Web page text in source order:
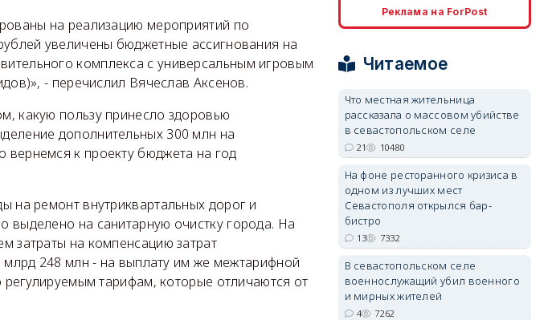
на реализацию мероприятий по
увеличены бюджетные ассигнования на
комплекса с универсальным игровым
- перечислил Вячеслав Аксенов.
какую пользу принесло здоровью
дополнительных 300 млн на
к проекту бюджета на год
на ремонт внутриквартальных дорог и
выделено на санитарную очистку города. На
затраты на компенсацию затрат
млрд 248 млн - на выплату им же межтарифной
тарифам, которые отличаются от
erid: 2SDnjdPjgYS
Реклама на ForPost
Читаемое
Что местная жительница
рассказала о массовом убийстве
в севастопольском селе
21 10480
На фоне ресторанного кризиса в
одном из лучших мест
Севастополя открылся бар-
бистро
13 7332
В севастопольском селе
военнослужащий убил военного
и мирных жителей
4 7262